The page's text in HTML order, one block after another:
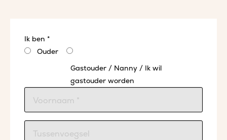
Ik ben *
Ouder
Gastouder / Nanny / Ik wil
gastouder worden